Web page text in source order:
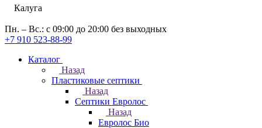
Калуга
Пн. – Вс.: с 09:00 до 20:00 без выходных
+7 910 523-88-99
Каталог
Назад
Пластиковые септики
Назад
Септики Евролос
Назад
Евролос Био